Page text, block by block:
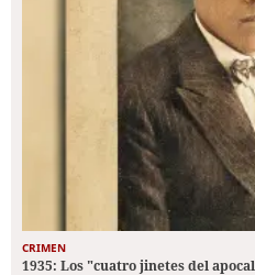
CRIMEN
1935: Los "cuatro jinetes del